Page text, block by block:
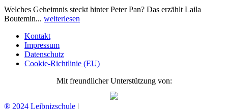
Welches Geheimnis steckt hinter Peter Pan? Das erzählt Laila
Boutemin... weiterlesen
Kontakt
Impressum
Datenschutz
Cookie-Richtlinie (EU)
Mit freundlicher Unterstützung von:
® 2024 Leibnizschule |